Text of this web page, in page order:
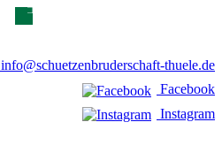
info@schuetzenbruderschaft-thuele.de
Facebook
Instagram